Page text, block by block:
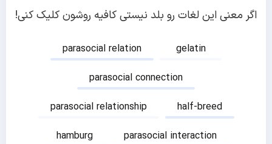
اگر معنی این لغات رو بلد نیستی کافیه روشون کلیک کنی!
parasocial relation
gelatin
parasocial connection
parasocial relationship
half-breed
hamburg
parasocial interaction